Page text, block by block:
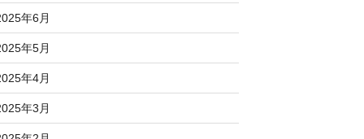
年6月
年5月
年4月
年3月